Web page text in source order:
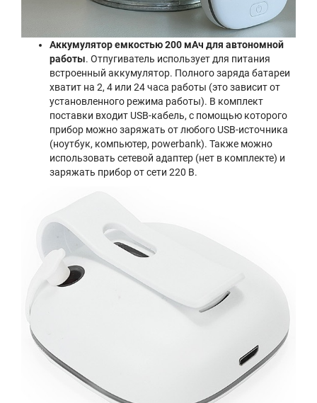
Аккумулятор емкостью 200 мАч для автономной
работы. Отпугиватель использует для питания
встроенный аккумулятор. Полного заряда батареи
хватит на 2, 4 или 24 часа работы (это зависит от
установленного режима работы). В комплект
поставки входит USB-кабель, с помощью которого
прибор можно заряжать от любого USB-источника
(ноутбук, компьютер, powerbank). Также можно
использовать сетевой адаптер (нет в комплекте) и
заряжать прибор от сети 220 В.